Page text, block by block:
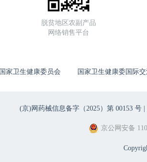
脱贫地区农副产品
网络销售平台
国家卫生健康委员会 国家卫生健康委国际
(京)网药械信息备字（2025）第 00153 号 |
京公网安备